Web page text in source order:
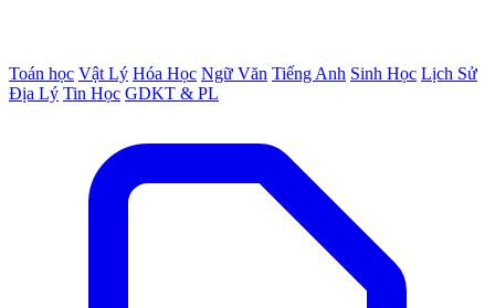
Toán học Vật Lý Hóa Học Ngữ Văn Tiếng Anh Sinh Học Lịch Sử
Địa Lý Tin Học GDKT & PL